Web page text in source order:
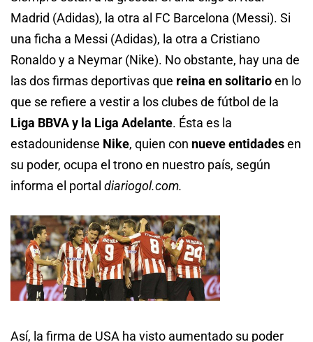
Madrid (Adidas), la otra al FC Barcelona (Messi). Si
una ficha a Messi (Adidas), la otra a Cristiano
Ronaldo y a Neymar (Nike). No obstante, hay una de
las dos firmas deportivas que reina en solitarioen lo
que se refiere a vestir a los clubes de fútbol de la
Liga BBVA y la Liga Adelante. Ésta es la
estadounidense Nike, quien con nueve entidadesen
su poder, ocupa el trono en nuestro país, según
informa el portal diariogol.com.
Así, la firma de USA ha visto aumentado su poder